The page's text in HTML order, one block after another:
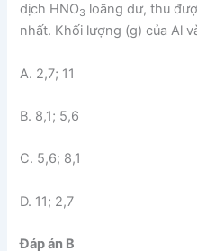
dịch HNO3 loãng dư, thu
nhất. Khối lượng (g) của Al
A. 2,7; 11
B. 8,1; 5,6
C. 5,6; 8,1
D. 11; 2,7
Đáp án B